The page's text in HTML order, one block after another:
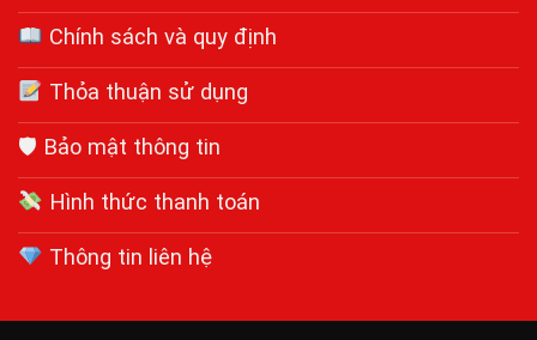
Chính sách và quy định
Thỏa thuận sử dụng
🛡 Bảo mật thông tin
Hình thức thanh toán
Thông tin liên hệ